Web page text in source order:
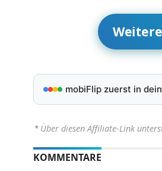
mobiFlip zuerst in
⋆ Über diesen Affiliate-Link
KOMMENTARE